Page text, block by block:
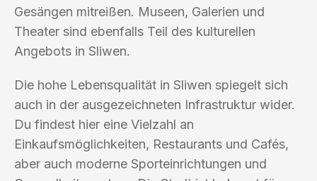
Gesängen mitreißen. Museen, Galerien und
Theater sind ebenfalls Teil des kulturellen
Angebots in Sliwen.
Die hohe Lebensqualität in Sliwen spiegelt sich
auch in der ausgezeichneten Infrastruktur wider.
Du findest hier eine Vielzahl an
Einkaufsmöglichkeiten, Restaurants und Cafés,
aber auch moderne Sporteinrichtungen und